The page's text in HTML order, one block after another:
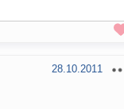
28.10.2011